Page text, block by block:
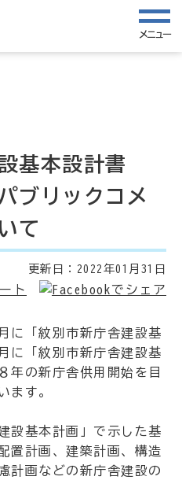
メニュー
基本設計書
ブリックコメ
て
更新日： 2022年01月31日
に「紋別市新庁舎建設基
に「紋別市新庁舎建設基
年の新庁舎供用開始を目
ます。
設基本計画」で示した基
置計画、建築計画、構造
計画などの新庁舎建設の